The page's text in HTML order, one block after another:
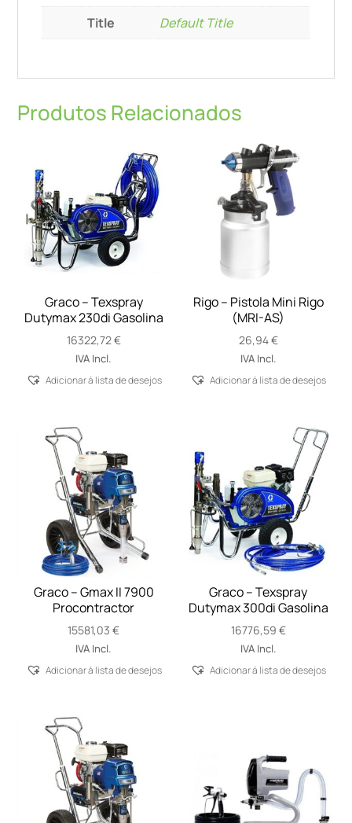
Title
Default Title
Produtos Relacionados
Graco – Texspray
Dutymax 230di Gasolina
16322,72€
IVA Incl.
Adicionar á lista de desejos
Rigo – Pistola Mini Rigo
(MRI-AS)
26,94€
IVA Incl.
Adicionar á lista de desejos
Graco – Gmax II 7900
Procontractor
15581,03€
IVA Incl.
Adicionar á lista de desejos
Graco – Texspray
Dutymax 300di Gasolina
16776,59 €
IVA Incl.
Adicionar á lista de desejos